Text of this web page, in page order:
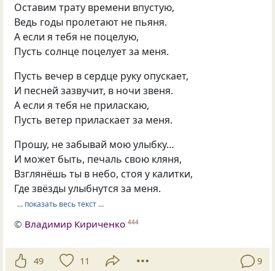
Оставим трату времени впустую,
Ведь годы пролетают не пьяня.
А если я тебя не поцелую,
Пусть солнце поцелует за меня.
Пусть вечер в сердце руку опускает,
И песней зазвучит, в ночи звеня.
А если я тебя не приласкаю,
Пусть ветер приласкает за меня.
Прошу, не забывай мою улыбку…
И может быть, печаль свою кляня,
Взглянёшь ты в небо, стоя у калитки,
Где звёзды улыбнутся за меня.
… показать весь текст …
© Владимир Кириченко 444
49 11 9